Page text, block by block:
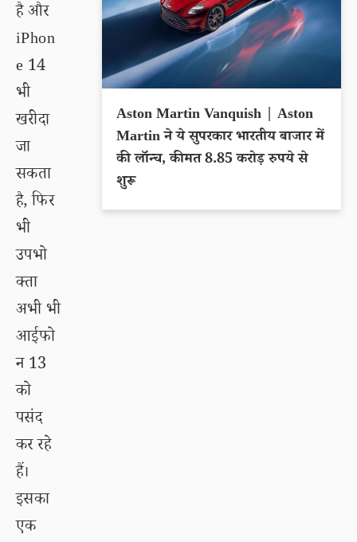
है और
iPhon
e 14
भी
खरीदा
जा
सकता
है, फिर
भी
उपभो
क्ता
अभी भी
आईफो
न 13
को
पसंद
कर रहे
हैं।
इसका
एक
Aston Martin Vanquish | Aston
Martin ने ये सुपरकार भारतीय बाजार में
की लॉन्च, कीमत 8.85 करोड़ रुपये से
शुरू